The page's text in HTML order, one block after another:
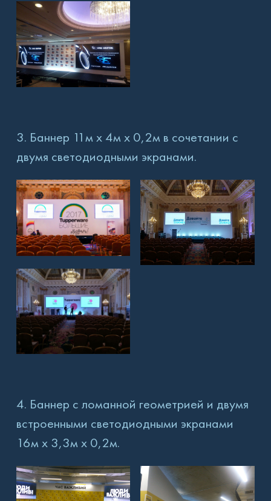
3. Баннер 11м х 4м х 0,2м в сочетании с
двумя светодиодными экранами.
4. Баннер с ломанной геометрией и двумя
встроенными светодиодными экранами
16м х 3,3м х 0,2м.